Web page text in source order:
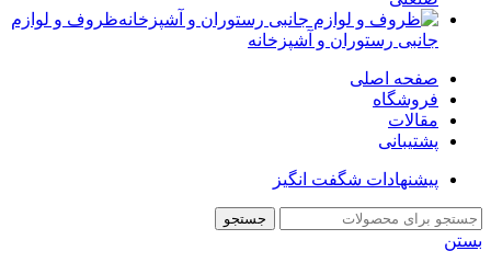
ظروف و لوازم
جانبی رستوران و آشپزخانه
صفحه اصلی
فروشگاه
مقالات
پشتیبانی
پیشنهادات شگفت انگیز
جستجو
بستن